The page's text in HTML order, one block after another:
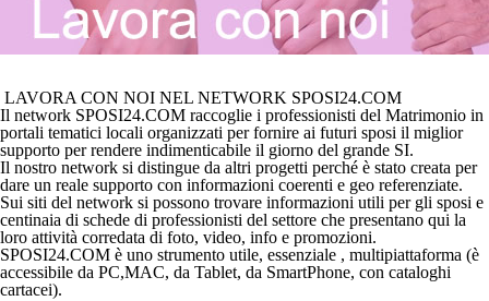
LAVORA CON NOI NEL NETWORK SPOSI24.COM
Il network SPOSI24.COM raccoglie i professionisti del Matrimonio in
portali tematici locali organizzati per fornire ai futuri sposi il miglior
supporto per rendere indimenticabile il giorno del grande SI.
Il nostro network si distingue da altri progetti perché è stato creata per
dare un reale supporto con informazioni coerenti e geo referenziate.
Sui siti del network si possono trovare informazioni utili per gli sposi e
centinaia di schede di professionisti del settore che presentano qui la
loro attività corredata di foto, video, info e promozioni.
SPOSI24.COM è uno strumento utile, essenziale , multipiattaforma (è
accessibile da PC,MAC, da Tablet, da SmartPhone, con cataloghi
cartacei).